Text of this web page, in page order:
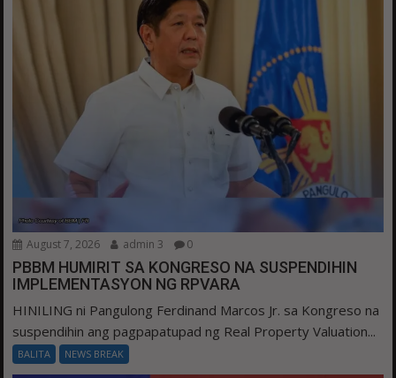
August 7, 2026 admin 3 0
PBBM HUMIRIT SA KONGRESO NA SUSPENDIHIN
IMPLEMENTASYON NG RPVARA
HINILING ni Pangulong Ferdinand Marcos Jr. sa Kongreso na
suspendihin ang pagpapatupad ng Real Property Valuation...
BALITA NEWS BREAK